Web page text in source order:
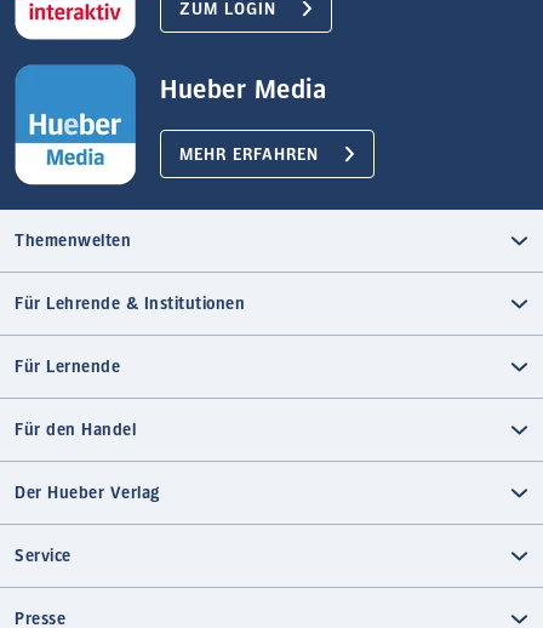
ZUM LOGIN
Hueber Media
MEHR ERFAHREN
Themenwelten
Für Lehrende & Institutionen
Für Lernende
Für den Handel
Der Hueber Verlag
Service
Presse